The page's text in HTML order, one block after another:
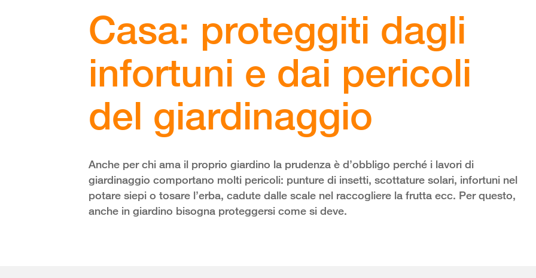
Casa: proteggiti dagli
infortuni e dai pericoli
del giardinaggio
Anche per chi ama il proprio giardino la prudenza è d’obbligo perché i lavori di
giardinaggio comportano molti pericoli: punture di insetti, scottature solari, infortuni nel
potare siepi o tosare l’erba, cadute dalle scale nel raccogliere la frutta ecc. Per questo,
anche in giardino bisogna proteggersi come si deve.